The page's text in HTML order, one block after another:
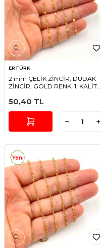
ERTÜRK
2 mm ÇELİK ZİNCİR, DUDAK
ZİNCİR, GOLD RENK, 1. KALİTE
50,40 TL
Yeni